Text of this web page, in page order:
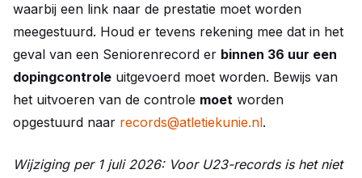
waarbij een link naar de prestatie moet worden
meegestuurd. Houd er tevens rekening mee dat in het
geval van een Seniorenrecord er binnen 36 uur een
dopingcontrole uitgevoerd moet worden. Bewijs van
het uitvoeren van de controle moet worden
opgestuurd naar records@atletiekunie.nl.
Wijziging per 1 juli 2026: Voor U23-records is het niet